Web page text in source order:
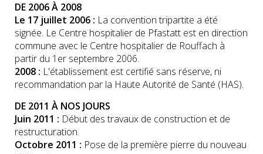
DE 2006 À 2008
Le 17 juillet 2006 : La convention tripartite a été
signée. Le Centre hospitalier de Pfastatt est en direction
commune avec le Centre hospitalier de Rouffach à
partir du 1er septembre 2006.
2008 : L'établissement est certifié sans réserve, ni
recommandation par la Haute Autorité de Santé (HAS).
DE 2011 À NOS JOURS
Juin 2011 : Début des travaux de construction et de
restructuration.
Octobre 2011 : Pose de la première pierre du nouveau